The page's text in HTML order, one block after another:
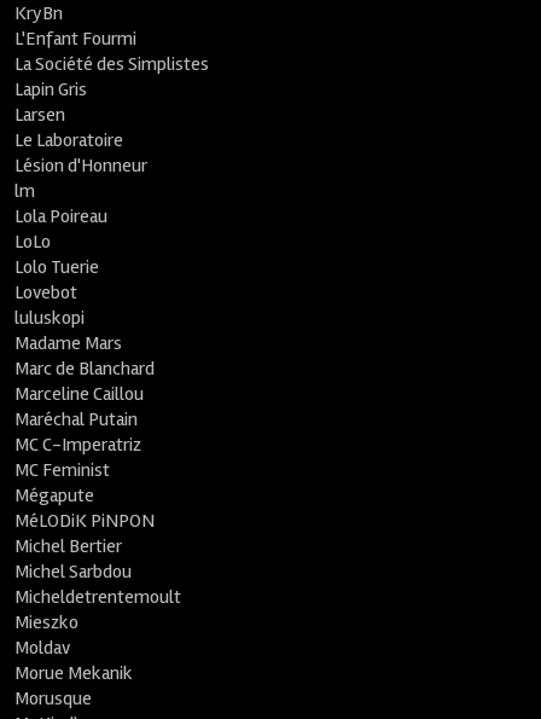
KryBn
L'Enfant Fourmi
La Société des Simplistes
Lapin Gris
Larsen
Le Laboratoire
Lésion d'Honneur
lm
Lola Poireau
LoLo
Lolo Tuerie
Lovebot
luluskopi
Madame Mars
Marc de Blanchard
Marceline Caillou
Maréchal Putain
MC C-Imperatriz
MC Feminist
Mégapute
MéLODiK PiNPON
Michel Bertier
Michel Sarbdou
Micheldetrentemoult
Mieszko
Moldav
Morue Mekanik
Morusque